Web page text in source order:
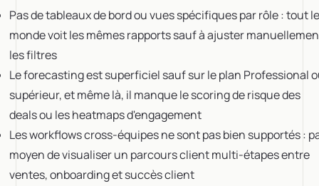
Pas de tableaux de bord ou vues spécifiques par rôle : tout le
monde voit les mêmes rapports sauf à ajuster
les filtres
Le forecasting est superficiel sauf sur le plan Professional
supérieur, et même là, il manque le scoring de risque des
deals ou les heatmaps d'engagement
Les workflows cross-équipes ne sont pas bien supportés :
moyen de visualiser un parcours client multi-étapes entre
ventes, onboarding et succès client